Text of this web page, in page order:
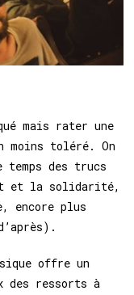
mais rater une
moins toléré. On
temps des trucs
et la solidarité,
encore plus
offre un
des ressorts à